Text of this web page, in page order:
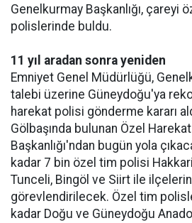
Genelkurmay Başkanlığı, çareyi
polislerinde buldu.
11 yıl aradan sonra yeniden
Emniyet Genel Müdürlüğü,
talebi üzerine Güneydoğu'ya
harekat polisi gönderme kararı
Gölbaşında bulunan Özel
Başkanlığı'ndan bugün yola
kadar 7 bin özel tim polisi
Tunceli, Bingöl ve Siirt ile
görevlendirilecek. Özel tim
kadar Doğu ve Güneydoğu